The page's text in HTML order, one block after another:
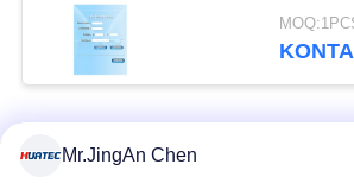
Digital-
Beliebte Kategorien
Mr.JingAn Chen